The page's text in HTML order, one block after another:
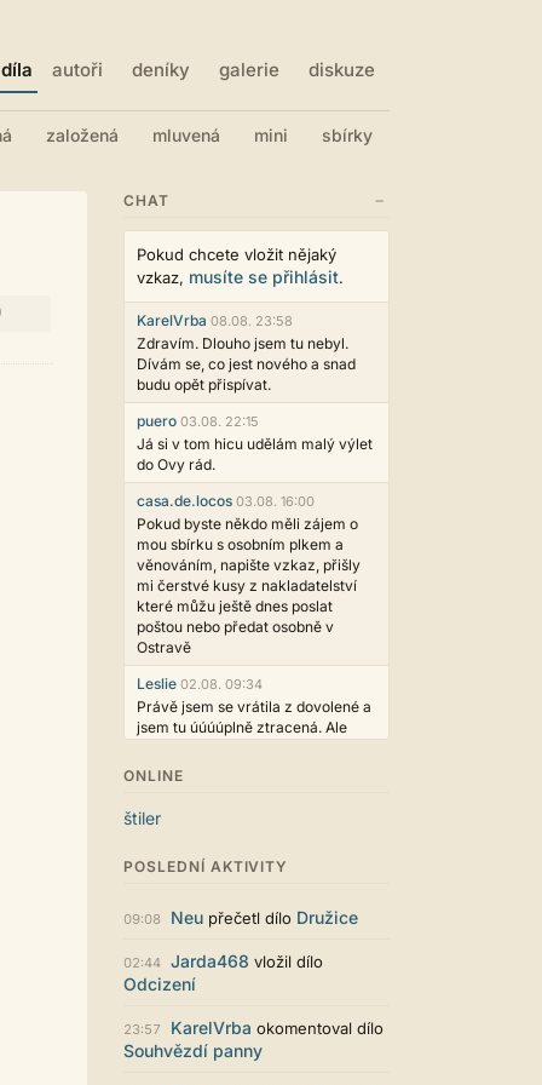
díla autoři deníky galerie diskuze
založená mluvená mini sbírky
CHAT −
Pokud chcete vložit nějaký
vzkaz, musíte se přihlásit.
KarelVrba 08.08. 23:58
Zdravím. Dlouho jsem tu nebyl.
Dívám se, co jest nového a snad
budu opět přispívat.
puero 03.08. 22:15
Já si v tom hicu udělám malý výlet
do Ovy rád.
casa.de.locos 03.08. 16:00
Pokud byste někdo měli zájem o
mou sbírku s osobním plkem a
věnováním, napište vzkaz, přišly
mi čerstvé kusy z nakladatelství
které můžu ještě dnes poslat
poštou nebo předat osobně v
Ostravě
Leslie 02.08. 09:34
Právě jsem se vrátila z dovolené a
jsem tu úúúúplně ztracená. Ale
casa.de.locos
wow, toto je hodně nezvyk, ale
není to vůbec ošklivé
Jarda468 31.07. 12:50
reklama co zasahovala do chatu je
myslím také už v pořádku,
Singularis
vzhledu. Na některých místech
jsou sice mezi prvky příliš velké
ONLINE
štiler
POSLEDNÍ AKTIVITY
09:08 Neu přečetl dílo Družice
02:44 Jarda468 vložil dílo
Odcizení
23:57 KarelVrba okomentoval dílo
Souhvězdí panny